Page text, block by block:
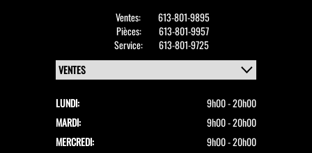
Ventes:
613-801-9895
Pièces:
613-801-9957
Service:
613-801-9725
LUNDI:
9h00 - 20h00
MARDI:
9h00 - 20h00
MERCREDI:
9h00 - 20h00